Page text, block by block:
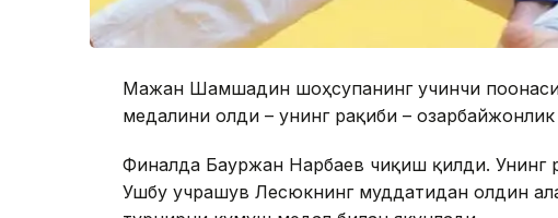
Мағжан Шамшадин шоҳсупанинг учинчи
медалини олди – унинг рақиби –
Финалда Бауржан Нарбаев чиқиш қилди. Унинг
Ушбу учрашув Лесюкнинг муддатидан олдин